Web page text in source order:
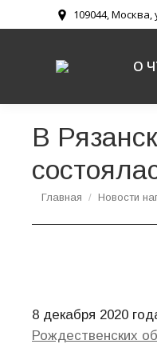
109044,
О
В
Вы здесь:
Главная Новости
8 декабря 2020
Рождественских